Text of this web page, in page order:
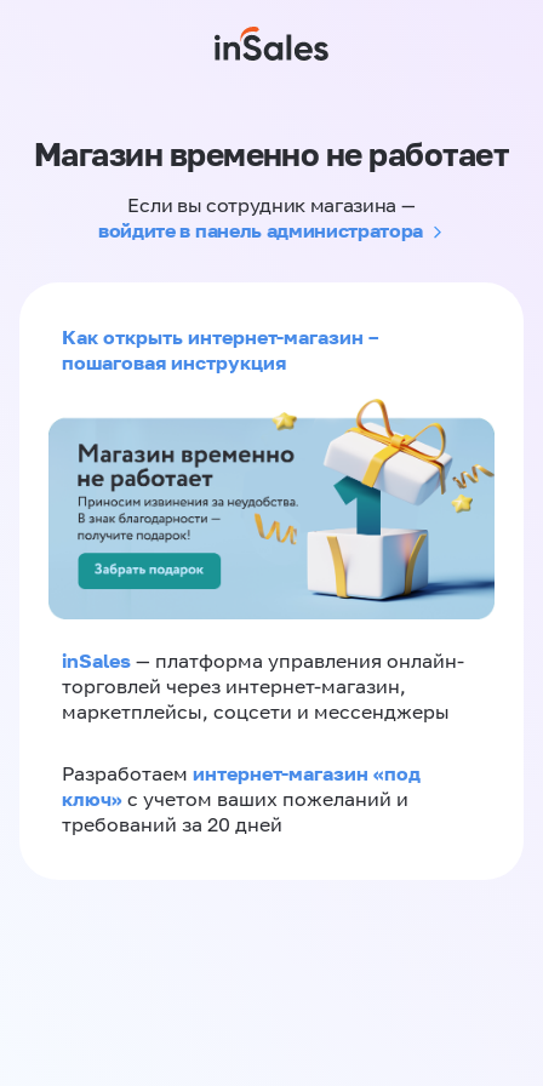
Магазин временно не работает
Если вы сотрудник магазина —
войдите в панель администратора
Как открыть интернет-магазин –
пошаговая инструкция
inSales — платформа управления онлайн-
торговлей через интернет-магазин,
маркетплейсы, соцсети и мессенджеры
Разработаем интернет-магазин «‎под
ключ»‎ с учетом ваших пожеланий и
требований за 20 дней